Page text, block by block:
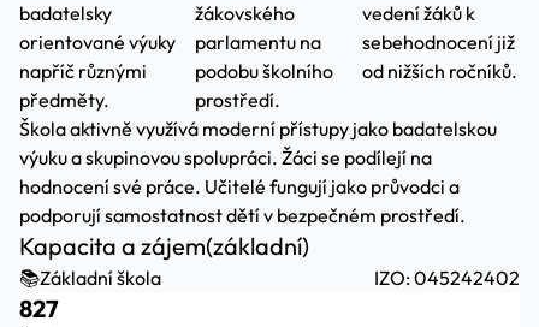
badatelsky
orientované výuky
napříč různými
předměty.
žákovského
parlamentu na
podobu školního
prostředí.
vedení žáků k
sebehodnocení již
od nižších ročníků.
Škola aktivně využívá moderní přístupy jako badatelskou
výuku a skupinovou spolupráci. Žáci se podílejí na
hodnocení své práce. Učitelé fungují jako průvodci a
podporují samostatnost dětí v bezpečném prostředí.
Kapacita a zájem(základní)
📚Základní škola IZO: 045242402
827